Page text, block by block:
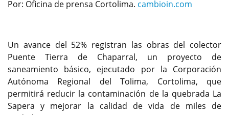
Por: Oficina de prensa Cortolima. cambioin.com
Un avance del 52% registran las obras del colector
Puente Tierra de Chaparral, un proyecto de
saneamiento básico, ejecutado por la Corporación
Autónoma Regional del Tolima, Cortolima, que
permitirá reducir la contaminación de la quebrada La
Sapera y mejorar la calidad de vida de miles de